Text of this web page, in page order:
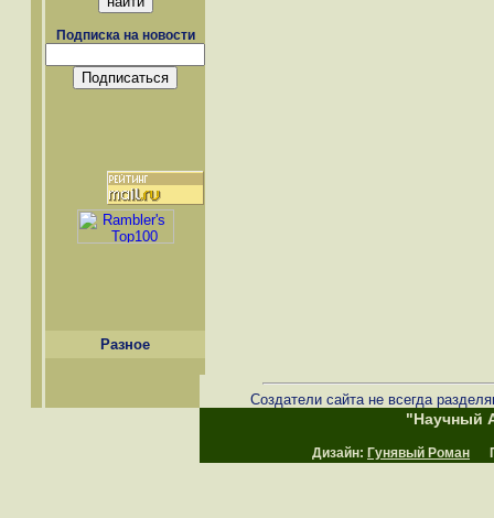
Подписка на новости
Разное
Создатели сайта не всегда
"Научный
Дизайн: Гунявый Роман